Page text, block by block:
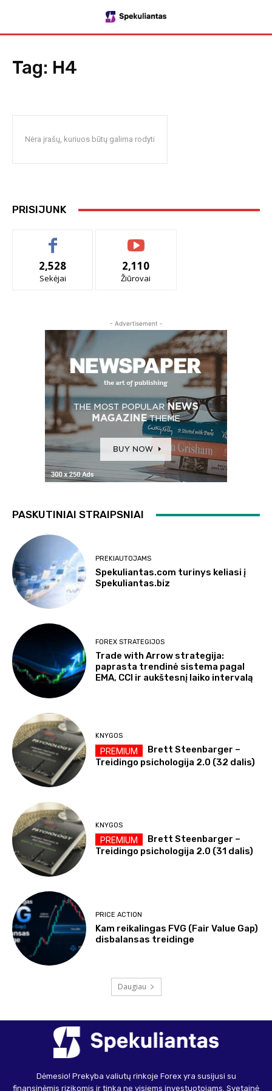
Tag: H4
Nėra įrašų, kuriuos būtų galima rodyti
PRISIJUNK
2,528
Sekėjai
2,110
Žiūrovai
- Advertisement -
PASKUTINIAI STRAIPSNIAI
PREKIAUTOJAMS
Spekuliantas.com turinys keliasi į
Spekuliantas.biz
FOREX STRATEGIJOS
Trade with Arrow strategija:
paprasta trendinė sistema pagal
EMA, CCI ir aukštesnį laiko intervalą
KNYGOS
Brett Steenbarger –
Treidingo psichologija 2.0 (32 dalis)
KNYGOS
Brett Steenbarger –
Treidingo psichologija 2.0 (31 dalis)
PRICE ACTION
Kam reikalingas FVG (Fair Value Gap)
disbalansas treidinge
Daugiau
Dėmesio! Prekyba valiutų rinkoje Forex yra susijusi su
finansinėmis rizikomis ir tinka ne visiems investuotojams. Svetainė